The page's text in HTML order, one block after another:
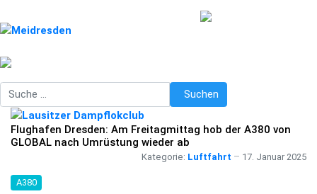
Suchen Suchen
Flughafen Dresden: Am Freitagmittag hob der A380 von
GLOBAL nach Umrüstung wieder ab
Kategorie: Luftfahrt 17. Januar 2025
A380